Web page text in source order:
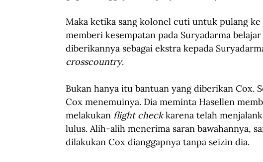
Maka ketika sang kolonel cuti untuk pulang
memberi kesempatan pada Suryadarma
diberikannya sebagai ekstra kepada
crosscountry.
Bukan hanya itu bantuan yang diberikan Cox.
Cox menemuinya. Dia meminta Hasellen
melakukan flight check karena telah
lulus. Alih-alih menerima saran bawahannya,
dilakukan Cox dianggapnya tanpa seizin dia.